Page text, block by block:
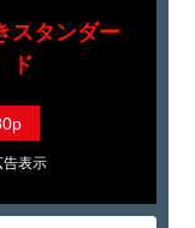
スタンダー
ド
表示